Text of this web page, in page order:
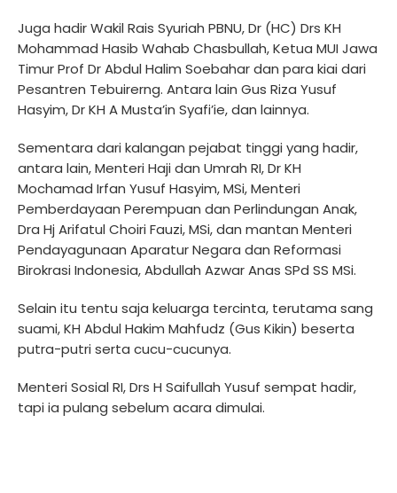
Juga hadir Wakil Rais Syuriah PBNU, Dr (HC) Drs KH
Mohammad Hasib Wahab Chasbullah, Ketua MUI Jawa
Timur Prof Dr Abdul Halim Soebahar dan para kiai dari
Pesantren Tebuirerng. Antara lain Gus Riza Yusuf
Hasyim, Dr KH A Musta’in Syafi’ie, dan lainnya.
Sementara dari kalangan pejabat tinggi yang hadir,
antara lain, Menteri Haji dan Umrah RI, Dr KH
Mochamad Irfan Yusuf Hasyim, MSi, Menteri
Pemberdayaan Perempuan dan Perlindungan Anak,
Dra Hj Arifatul Choiri Fauzi, MSi, dan mantan Menteri
Pendayagunaan Aparatur Negara dan Reformasi
Birokrasi Indonesia, Abdullah Azwar Anas SPd SS MSi.
Selain itu tentu saja keluarga tercinta, terutama sang
suami, KH Abdul Hakim Mahfudz (Gus Kikin) beserta
putra-putri serta cucu-cucunya.
Menteri Sosial RI, Drs H Saifullah Yusuf sempat hadir,
tapi ia pulang sebelum acara dimulai.